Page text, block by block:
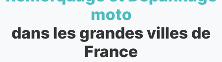
moto
dans les grandes villes de
France